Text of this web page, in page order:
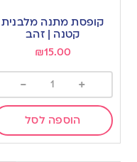
קופסת מתנה מלבנית
קטנה | זהב
₪15.00
+
-
הוספה לסל